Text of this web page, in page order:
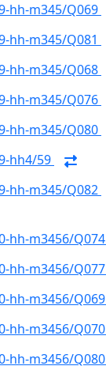
hh-m345/Q069
hh-m345/Q081
hh-m345/Q068
hh-m345/Q076
hh-m345/Q080
hh4/59
hh-m345/Q082
hh-m3456/Q074
hh-m3456/Q077
hh-m3456/Q069
hh-m3456/Q070
hh-m3456/Q080